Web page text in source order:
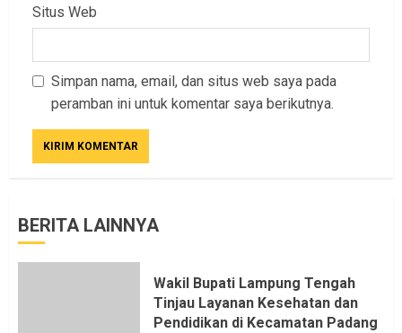
Situs Web
Simpan nama, email, dan situs web saya pada
peramban ini untuk komentar saya berikutnya.
BERITA LAINNYA
Wakil Bupati Lampung Tengah
Tinjau Layanan Kesehatan dan
Pendidikan di Kecamatan Padang